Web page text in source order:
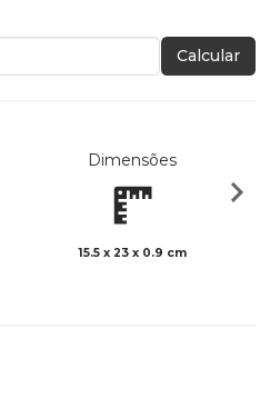
Calcular
Dimensões
15.5 x 23 x 0.9 cm